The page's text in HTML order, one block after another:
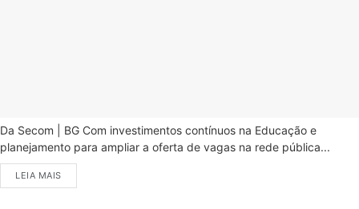
Da Secom | BG Com investimentos contínuos na Educação e
planejamento para ampliar a oferta de vagas na rede pública...
LEIA MAIS